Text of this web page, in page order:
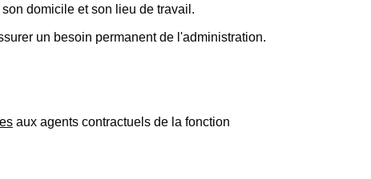
domicile et son lieu de travail.
un besoin permanent de l'administration.
aux agents contractuels de la fonction